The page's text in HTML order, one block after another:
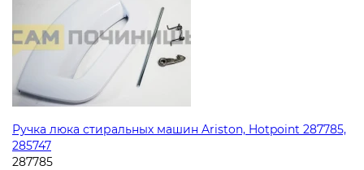
Ручка люка стиральных машин Ariston, Hotpoint 287785,
285747
287785